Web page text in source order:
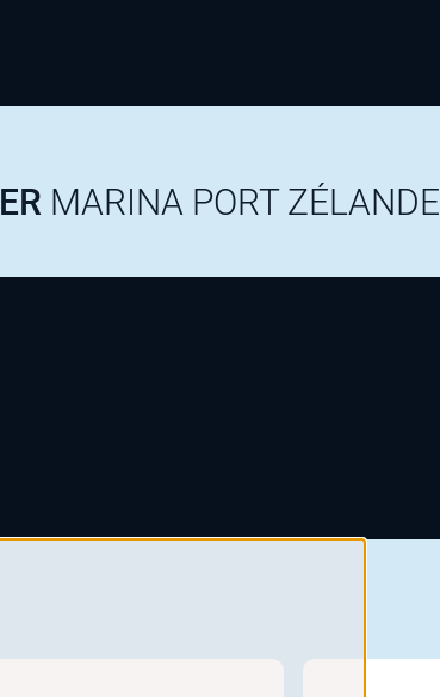
MARINA PORT ZÉLANDE